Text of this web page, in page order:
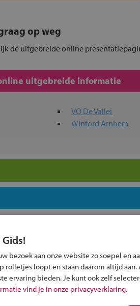
op weg
de uitgebreide online
uitgebreide informatie
VO De Vallei
Winford Arnhem
Inschrijven?
Alle informatie om je kind aan te
bezoek aan onze website zo soepel en
rolletjes loopt en staan daarom altijd
ervaring bieden. Je kunt ook zelf
vind je in onze privacyverklaring.